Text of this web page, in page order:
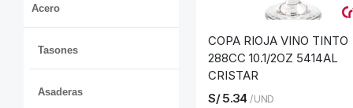
Acero
Tasones
Asaderas
COPA RIOJA VINO TINTO
288CC 10.1/2OZ 5414AL
CRISTAR
S/5.34 /UND